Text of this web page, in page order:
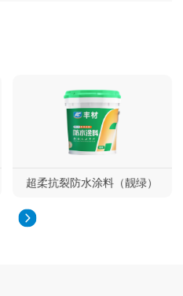
超柔抗裂防水涂料（靓绿）